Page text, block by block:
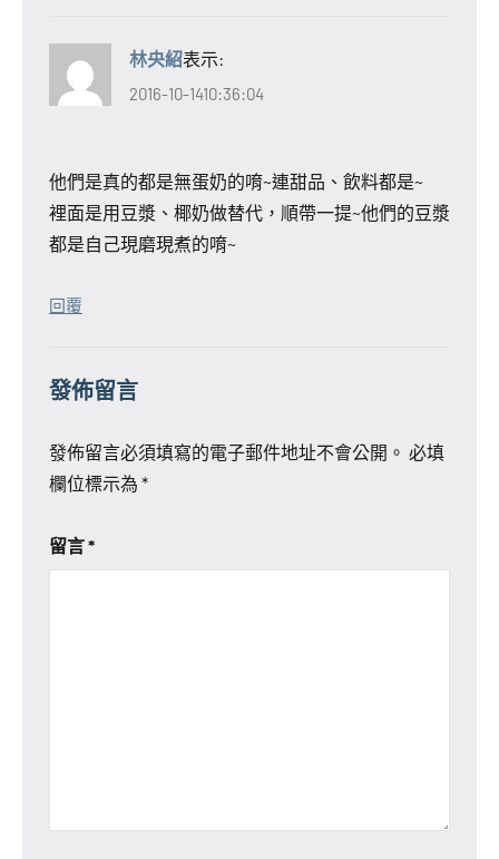
林央紹表示:
2016-10-1410:36:04
他們是真的都是無蛋奶的唷~連甜品、飲料都是~
裡面是用豆漿、椰奶做替代，順帶一提~他們的豆漿
都是自己現磨現煮的唷~
回覆
發佈留言
發佈留言必須填寫的電子郵件地址不會公開。 必填
欄位標示為 *
留言*